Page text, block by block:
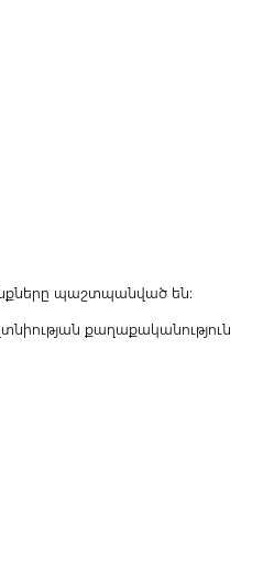
պաշտպանված են:
քաղաքականություն